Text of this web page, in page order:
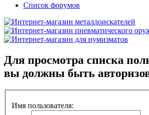
Список форумов
Для просмотра списка
вы должны быть
Имя пользователя: